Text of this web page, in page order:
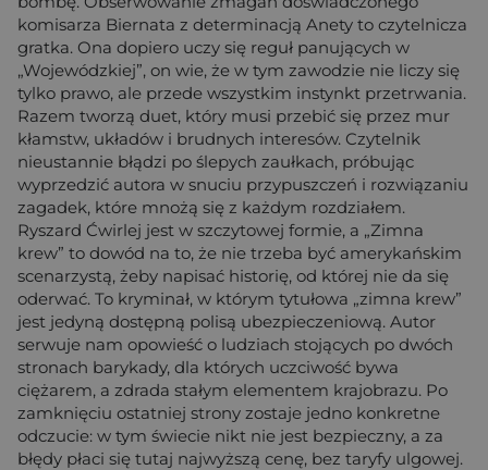
komisarza Biernata z determinacją Anety to czytelnicza
gratka. Ona dopiero uczy się reguł panujących w
„Wojewódzkiej”, on wie, że w tym zawodzie nie liczy się
tylko prawo, ale przede wszystkim instynkt przetrwania.
Razem tworzą duet, który musi przebić się przez mur
kłamstw, układów i brudnych interesów. Czytelnik
nieustannie błądzi po ślepych zaułkach, próbując
wyprzedzić autora w snuciu przypuszczeń i rozwiązaniu
zagadek, które mnożą się z każdym rozdziałem.
Ryszard Ćwirlej jest w szczytowej formie, a „Zimna
krew” to dowód na to, że nie trzeba być amerykańskim
scenarzystą, żeby napisać historię, od której nie da się
oderwać. To kryminał, w którym tytułowa „zimna krew”
jest jedyną dostępną polisą ubezpieczeniową. Autor
serwuje nam opowieść o ludziach stojących po dwóch
stronach barykady, dla których uczciwość bywa
ciężarem, a zdrada stałym elementem krajobrazu. Po
zamknięciu ostatniej strony zostaje jedno konkretne
odczucie: w tym świecie nikt nie jest bezpieczny, a za
błędy płaci się tutaj najwyższą cenę, bez taryfy ulgowej.